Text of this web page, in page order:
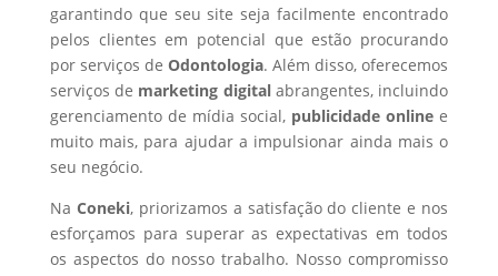
garantindo que seu site seja facilmente encontrado
pelos clientes em potencial que estão procurando
por serviços de Odontologia. Além disso, oferecemos
serviços de marketing digital abrangentes, incluindo
gerenciamento de mídia social, publicidade online e
muito mais, para ajudar a impulsionar ainda mais o
seu negócio.
Na Coneki, priorizamos a satisfação do cliente e nos
esforçamos para superar as expectativas em todos
os aspectos do nosso trabalho. Nosso compromisso